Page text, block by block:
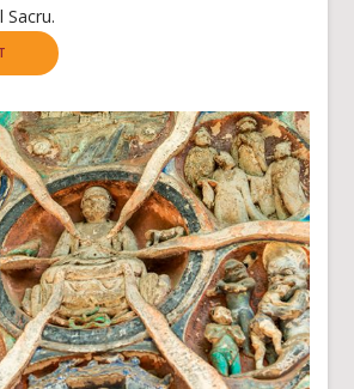
Sacru.